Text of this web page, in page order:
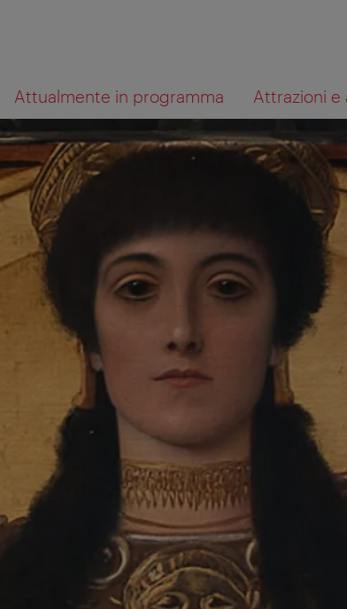
navigazione
contenuto
Attualmente in programma Attrazioni e
Cosa
cerchi?